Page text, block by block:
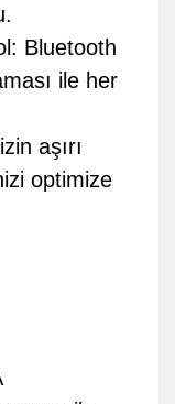
Bluetooth
ile her
aşırı
optimize